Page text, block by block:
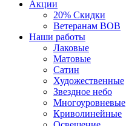
Акции
20% Скидки
Ветеранам ВОВ
Наши работы
Лаковые
Матовые
Сатин
Художественные
Звездное небо
Многоуровневые
Криволинейные